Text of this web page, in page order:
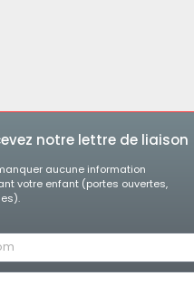
notre lettre de liaison
aucune information
votre enfant (portes ouvertes,